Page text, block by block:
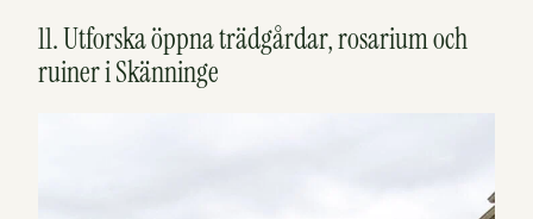
11. Utforska öppna trädgårdar, rosarium och
ruiner i Skänninge